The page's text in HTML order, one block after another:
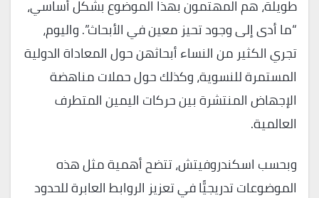
طويلة، هم المهتمون بهذا الموضوع بشكل أساسي،
“ما أدى إلى وجود تحيز معين في الأبحاث”. واليوم،
تجري الكثير من النساء أبحاثهن حول المعاداة الدولية
المستمرة للنسوية، وكذلك حول حملات مناهضة
الإجهاض المنتشرة بين حركات اليمين المتطرف
العالمية.
وبحسب اسكندروفيتش، تتضح أهمية مثل هذه
الموضوعات تدريجيًّا في تعزيز الروابط العابرة للحدود